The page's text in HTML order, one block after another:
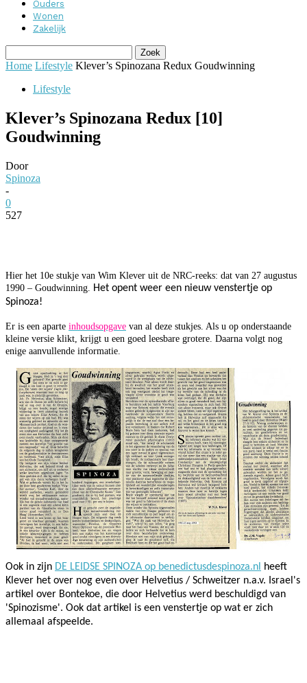
Ouders
Wonen
Zakelijk
Home Lifestyle Klever’s Spinozana Redux Goudwinning
Lifestyle
Klever’s Spinozana Redux [10]
Goudwinning
Door
Spinoza
-
0
527
Hier het 10e stukje van Wim Klever uit de NRC-reeks: dat van 27 augustus
1990 – Goudwinning.
Het opent weer een nieuw venstertje op
Spinoza!
Er is een aparte inhoudsopgave van al deze stukjes. Als u op onderstaande
kleine versie klikt, krijgt u een goed leesbare grotere. Daarna volgt nog
enige aanvullende informatie.
Ook in zijn DE LEIDSE SPINOZA op benedictusdespinoza.nl
heeft
Klever het over nog even over Helvetius / Schweitzer n.a.v. Israel's
artikel over Bontekoe, die door Helvetius werd beschuldigd van
'Spinozisme'. Ook dat artikel is een venstertje op wat er zich
allemaal afspeelde.